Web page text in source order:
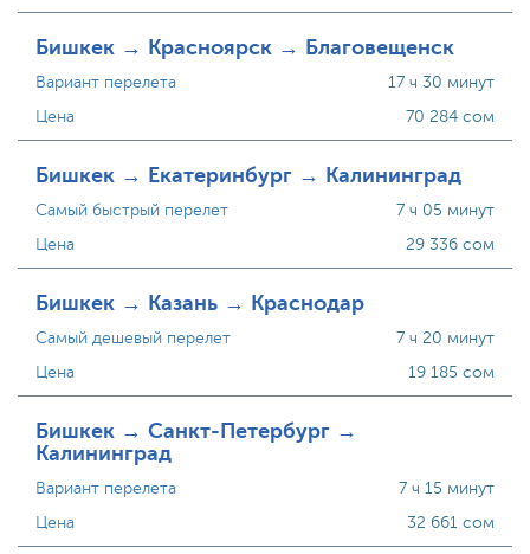
Бишкек → Красноярск → Благовещенск
Вариант перелета
Цена
17 ч 30 минут
70 284 сом
Бишкек → Екатеринбург → Калининград
Самый быстрый перелет
Цена
7 ч 05 минут
29 336 сом
Бишкек → Казань → Краснодар
Самый дешевый перелет
Цена
7 ч 20 минут
19 185 сом
Бишкек → Санкт-Петербург →
Калининград
Вариант перелета
Цена
7 ч 15 минут
32 661 сом